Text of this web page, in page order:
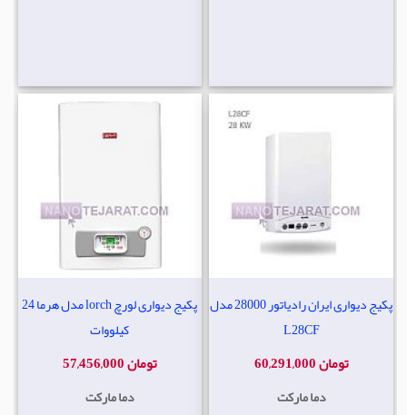
پکیج دیواری لورچ lorch مدل هرما 24
کیلووات
57,456,000 تومان
دما مارکت
پکیج دیواری ایران رادیاتور 28000 مدل
L28CF
60,291,000 تومان
دما مارکت